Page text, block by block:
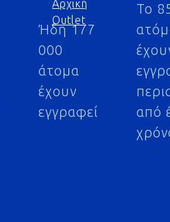
Ήδη 177
000
άτομα
έχουν
εγγραφεί
Το
από
Αρχική
Outlet